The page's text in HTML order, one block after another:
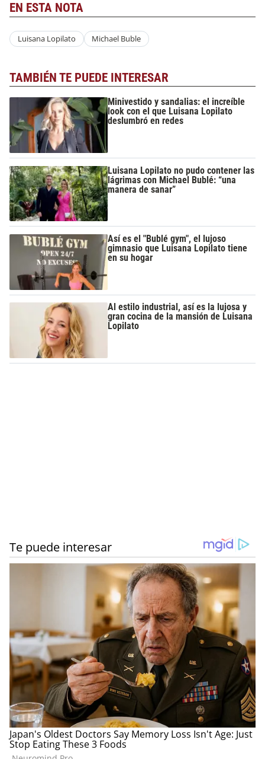
EN ESTA NOTA
Luisana Lopilato Michael Buble
TAMBIÉN TE PUEDE INTERESAR
Minivestido y sandalias: el increíble
look con el que Luisana Lopilato
deslumbró en redes
Luisana Lopilato no pudo contener las
lágrimas con Michael Bublé: “una
manera de sanar”
Así es el "Bublé gym", el lujoso
gimnasio que Luisana Lopilato tiene
en su hogar
Al estilo industrial, así es la lujosa y
gran cocina de la mansión de Luisana
Lopilato